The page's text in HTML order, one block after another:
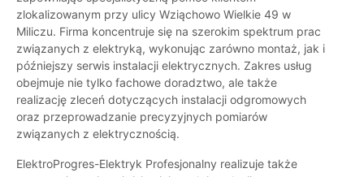
zlokalizowanym przy ulicy Wziąchowo Wielkie 49 w
Miliczu. Firma koncentruje się na szerokim spektrum prac
związanych z elektryką, wykonując zarówno montaż, jak i
późniejszy serwis instalacji elektrycznych. Zakres usług
obejmuje nie tylko fachowe doradztwo, ale także
realizację zleceń dotyczących instalacji odgromowych
oraz przeprowadzanie precyzyjnych pomiarów
związanych z elektrycznością.
ElektroProgres-Elektryk Profesjonalny realizuje także